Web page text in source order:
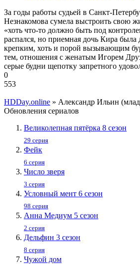
За годы работы судьей в Санкт-
Незнакомова сумела выстроить свою
«хоть что-то должно быть под
распался, но приемная дочь Кира
крепким, хоть и порой вызывающим
тем, отношения с женатым Игорем
серые будни щепотку запретного
0
553
HDDay.online » Александр Ильин
Обновления сериалов
Великолепная пятёрка 8 сезон
29 серия
Фейк
6 серия
Число зверя
3 серия
Условный мент 6 сезон
98 серия
Анна Медиум 5 сезон
2 серия
Дельфин 3 сезон
8 серия
Чужой дом